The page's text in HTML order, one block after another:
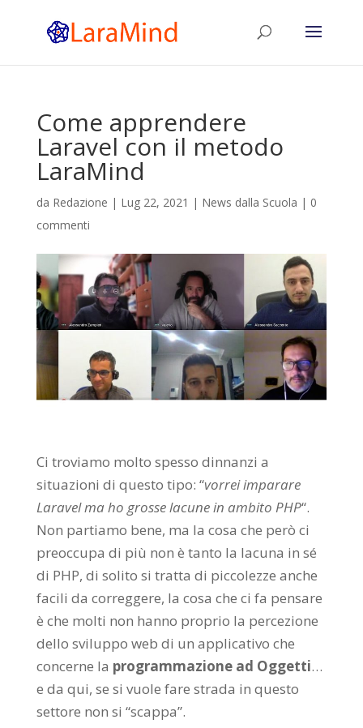
Come apprendere
Laravel con il metodo
LaraMind
da Redazione | Lug 22, 2021 | News dalla Scuola | 0
commenti
Ci troviamo molto spesso dinnanzi a
situazioni di questo tipo: “vorrei imparare
Laravel ma ho grosse lacune in ambito PHP“.
Non partiamo bene, ma la cosa che però ci
preoccupa di più non è tanto la lacuna in sé
di PHP, di solito si tratta di piccolezze anche
facili da correggere, la cosa che ci fa pensare
è che molti non hanno proprio la percezione
dello sviluppo web di un applicativo che
concerne la programmazione ad Oggetti…
e da qui, se si vuole fare strada in questo
settore non si “scappa”.